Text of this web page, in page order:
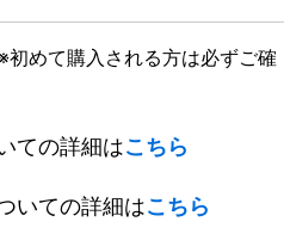
初めて購入される方は必ずご確
ての詳細はこちら
いての詳細はこちら